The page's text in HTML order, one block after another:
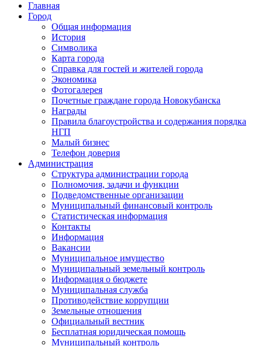
Главная
Город
Общая информация
История
Символика
Карта города
Справка для гостей и жителей города
Экономика
Фотогалерея
Почетные граждане города Новокубанска
Награды
Правила благоустройства и содержания порядка
НГП
Малый бизнес
Телефон доверия
Администрация
Структура администрации города
Полномочия, задачи и функции
Подведомственные организации
Муниципальный финансовый контроль
Статистическая информация
Контакты
Информация
Вакансии
Муниципальное имущество
Муниципальный земельный контроль
Информация о бюджете
Муниципальная служба
Противодействие коррупции
Земельные отношения
Официальный вестник
Бесплатная юридическая помощь
Муниципальный контроль